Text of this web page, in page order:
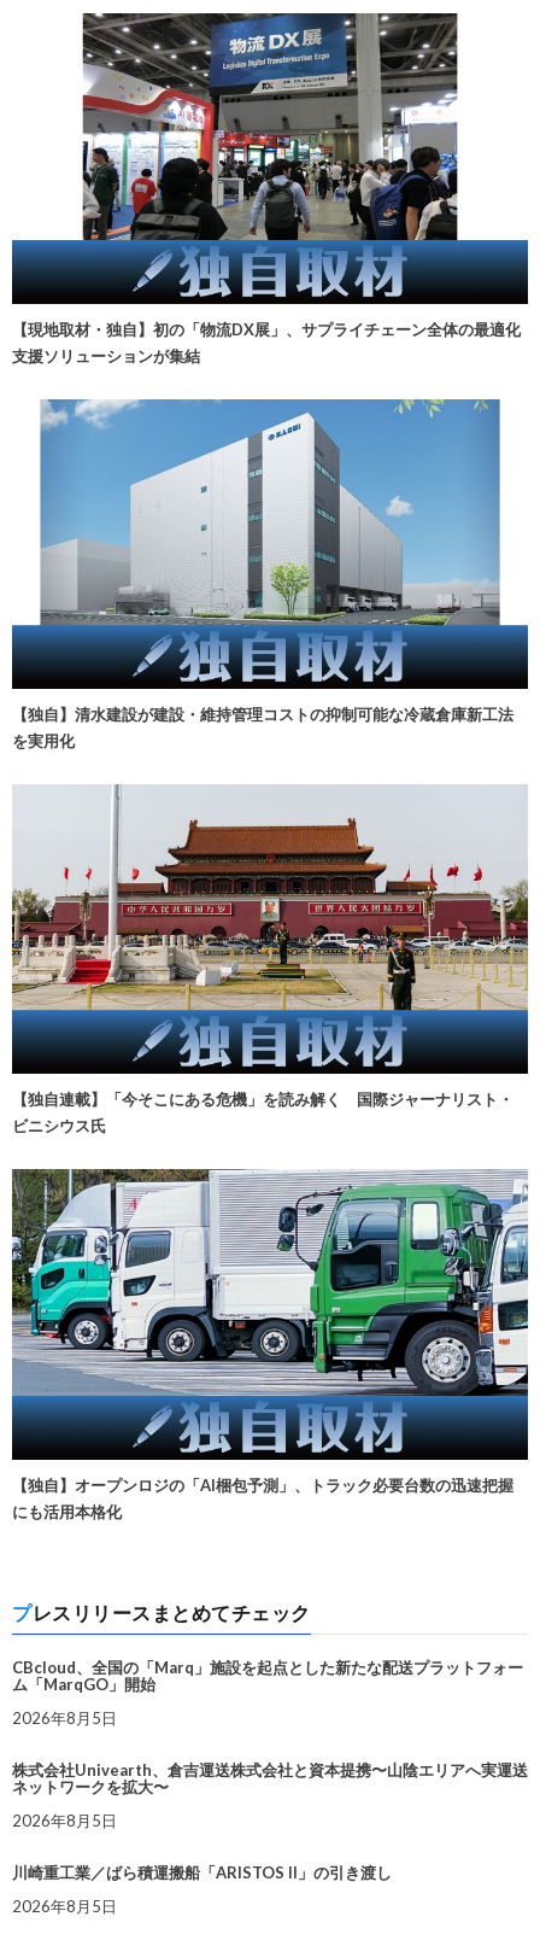
【現地取材・独自】初の「物流DX展」、サプライチェーン全体の最適化
支援ソリューションが集結
【独自】清水建設が建設・維持管理コストの抑制可能な冷蔵倉庫新工法
を実用化
【独自連載】「今そこにある危機」を読み解く 国際ジャーナリスト・
ビニシウス氏
【独自】オープンロジの「AI梱包予測」、トラック必要台数の迅速把握
にも活用本格化
プレスリリースまとめてチェック
CBcloud、全国の「Marq」施設を起点とした新たな配送プラットフォー
ム「MarqGO」開始
2026年8月5日
株式会社Univearth、倉吉運送株式会社と資本提携〜山陰エリアへ実運送
ネットワークを拡大〜
2026年8月5日
川崎重工業／ばら積運搬船「ARISTOS II」の引き渡し
2026年8月5日